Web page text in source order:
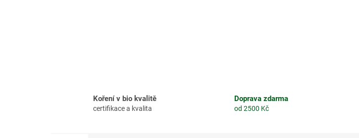
Koření v bio kvalitě
certifikace a kvalita
Doprava zdarma
od 2500 Kč